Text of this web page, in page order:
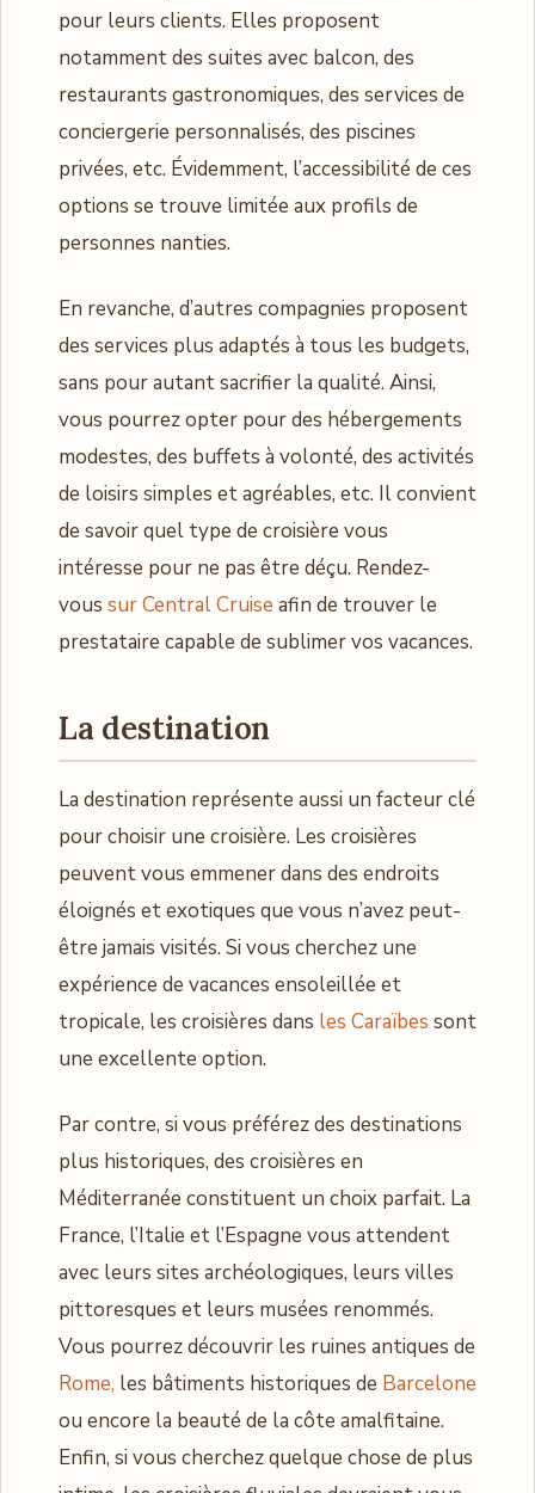
pour leurs clients. Elles proposent
notamment des suites avec balcon, des
restaurants gastronomiques, des services de
conciergerie personnalisés, des piscines
privées, etc. Évidemment, l’accessibilité de ces
options se trouve limitée aux profils de
personnes nanties.
En revanche, d’autres compagnies proposent
des services plus adaptés à tous les budgets,
sans pour autant sacrifier la qualité. Ainsi,
vous pourrez opter pour des hébergements
modestes, des buffets à volonté, des activités
de loisirs simples et agréables, etc. Il convient
de savoir quel type de croisière vous
intéresse pour ne pas être déçu. Rendez-
vous sur Central Cruise afin de trouver le
prestataire capable de sublimer vos vacances.
La destination
La destination représente aussi un facteur clé
pour choisir une croisière. Les croisières
peuvent vous emmener dans des endroits
éloignés et exotiques que vous n’avez peut-
être jamais visités. Si vous cherchez une
expérience de vacances ensoleillée et
tropicale, les croisières dans les Caraïbes sont
une excellente option.
Par contre, si vous préférez des destinations
plus historiques, des croisières en
Méditerranée constituent un choix parfait. La
France, l’Italie et l’Espagne vous attendent
avec leurs sites archéologiques, leurs villes
pittoresques et leurs musées renommés.
Vous pourrez découvrir les ruines antiques de
Rome, les bâtiments historiques de Barcelone
ou encore la beauté de la côte amalfitaine.
Enfin, si vous cherchez quelque chose de plus